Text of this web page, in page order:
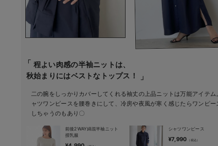
erbaviva（エルバビーバ）
安心の日本製。先輩ママが買ってよかった！本当に必要な出産準備品
買って正解！高評価レビューアイテム
冬に可愛いニットがお得！
親子コーデ｜ママとベビーにおすすめ！
便利な育児家電
程よい肉感の半袖ニットは、
秋始まりにはベストなトップス！
二の腕をしっかりカバーしてくれる袖丈の上品ニットは万能アイテム
ャツワンピースを腰巻きにして、冷房や夜風が寒く感じたらワンピー
しちゃうのもあり〇
前後2WAY綿混半袖ニット
授乳服
シャツワンピース
¥7,990